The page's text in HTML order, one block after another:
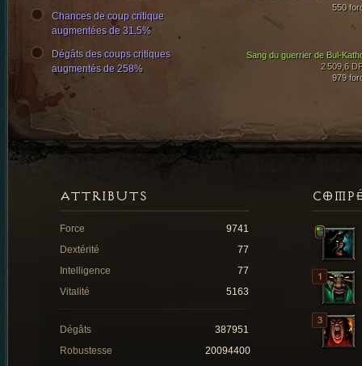
550
Sang du guerrier de Bul-
2 509,6
979
Chances de coup critique
augmentées de 31.5%
Dégâts des coups critiques
augmentés de 258%
ATTRIBUTS
Force
9741
Dextérité
77
Intelligence
77
Vitalité
5163
Dégâts
387951
Robustesse
20094400